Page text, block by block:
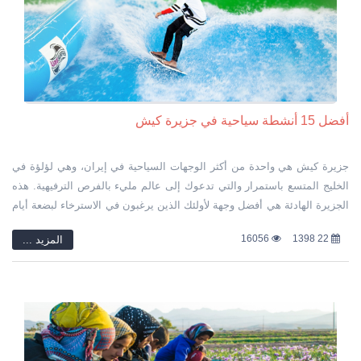
أفضل 15 أنشطة سياحية في جزيرة كيش
جزيرة كيش هي واحدة من أكثر الوجهات السياحية في إيران، وهي لؤلؤة في
الخليج المتسع باستمرار والتي تدعوك إلى عالم مليء بالفرص الترفيهية. هذه
الجزيرة الهادئة هي أفضل وجهة لأولئك الذين يرغبون في الاسترخاء لبضعة أيام
يمكنك الاستمتاع في جزيرة كيش بأشعة الشمس والتنزه على الرمال الناعمة
والدافئة على الشواطئ الهادئة والجلوس على المياه الزرقاء التي لا نهاية لها
التسوق الكبيرة والحديثة في الجزيرة، والدخول بداخلها وشراء السلع الملونة
بمجموعة متنوعة من الجودة والأسعار.
المزید ...